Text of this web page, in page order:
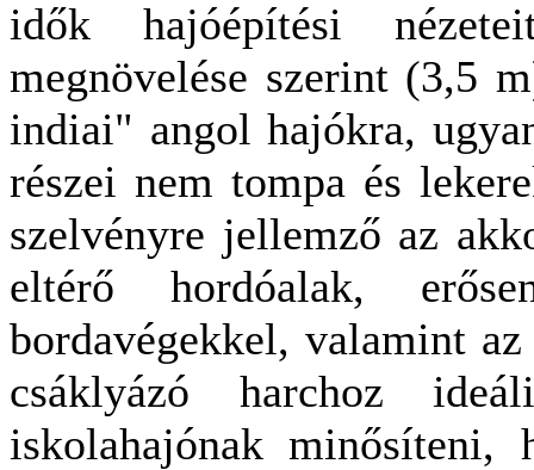
idők hajóépítési
megnövelése szerint (3,5
indiai" angol hajókra,
részei nem tompa és
szelvényre jellemző az
eltérő hordóalak,
bordavégekkel, valamint
csáklyázó harchoz
iskolahajónak minősíteni,